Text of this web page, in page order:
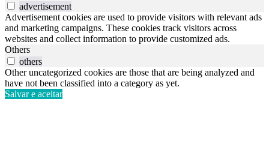
advertisement
Advertisement cookies are used to provide visitors with relevant ads
and marketing campaigns. These cookies track visitors across
websites and collect information to provide customized ads.
Others
others
Other uncategorized cookies are those that are being analyzed and
have not been classified into a category as yet.
Salvar e aceitar